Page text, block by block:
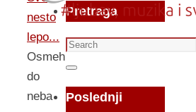
nesto
lepo...
Osmeh
do
neba
Pretraga
Search
for:
Search
Poslednji